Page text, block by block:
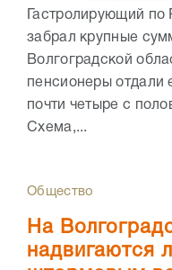
Гастролирующий по
забрал крупные
Волгоградской
пенсионеры отдали
почти четыре с
Схема,...
Общество
На
надвигаются